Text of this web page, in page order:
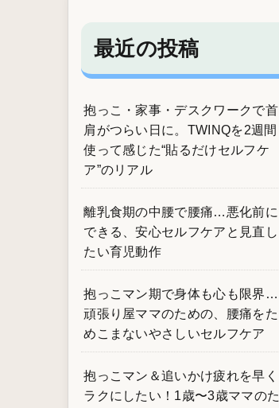
最近の投稿
抱っこ・家事・デスクワークで首
肩がつらい日に。TWINQを2週間
使って感じた“貼るだけセルフケ
ア”のリアル
離乳食期の中腰で腰痛…悪化前に
できる、安心セルフケアと見直し
たい育児動作
抱っこマン期で身体も心も限界…
頑張り屋ママのための、腰痛をた
めこまないやさしいセルフケア
抱っこマン＆追いかけ疲れを早く
ラクにしたい！1歳〜3歳ママのた